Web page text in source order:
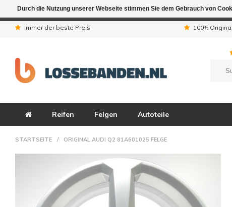
Immer der beste Preis 100%
Reifen Felgen Autoteile
STARTSEITE / ORIGINAL AUDI Q2 81A601025 FELGE
Durch die Nutzung unserer Webseite stimmen Sie dem Gebrauch von
Aufgrund der